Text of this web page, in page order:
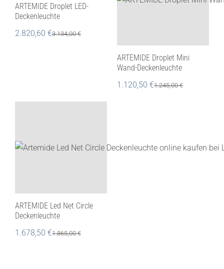
ARTEMIDE Droplet LED-
Deckenleuchte
2.820,60 €3.134,00€
ARTEMIDE Droplet Mini
Wand-Deckenleuchte
1.120,50 €1.245,00€
ARTEMIDE Led Net Circle
Deckenleuchte
1.678,50 €1.865,00€